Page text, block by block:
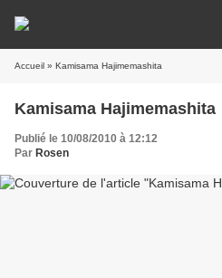
Accueil » Kamisama Hajimemashita
Kamisama Hajimemashita
Publié le 10/08/2010 à 12:12
Par Rosen